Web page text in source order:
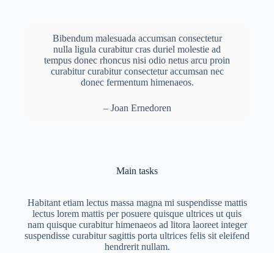
Bibendum malesuada accumsan consectetur
nulla ligula curabitur cras duriel molestie ad
tempus donec rhoncus nisi odio netus arcu proin
curabitur curabitur consectetur accumsan nec
donec fermentum himenaeos.
– Joan Ernedoren
Main tasks
Habitant etiam lectus massa magna mi suspendisse mattis
lectus lorem mattis per posuere quisque ultrices ut quis
nam quisque curabitur himenaeos ad litora laoreet integer
suspendisse curabitur sagittis porta ultrices felis sit eleifend
hendrerit nullam.